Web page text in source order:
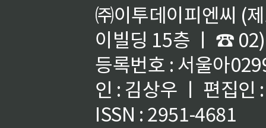
㈜이투데이피엔씨 (
이빌딩 15층 ㅣ ☎
등록번호 : 서울아
인 : 김상우 ㅣ 편집인
ISSN : 2951-4681